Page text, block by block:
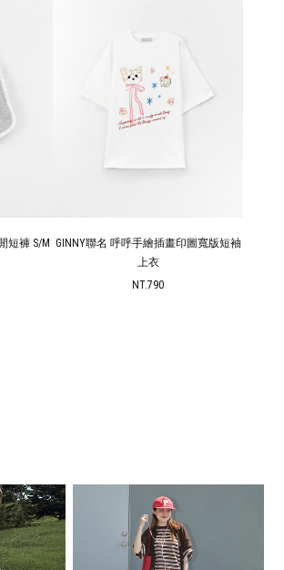
短褲 S/M GINNY聯名 呼呼手繪插畫印圖寬版短袖
上衣
NT.790